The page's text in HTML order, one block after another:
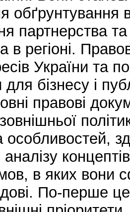
обґрунтування
партнерства
в регіоні.
України та
бізнесу і
правові
особливостей,
в яких вони
По-перше